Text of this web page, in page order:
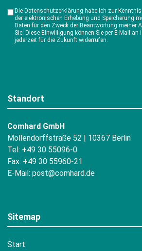
Die Datenschutzerklärung habe ich zur
der elektronischen Erhebung und Speicherung
Daten für den Zweck der Beantwortung meiner
Sie: Diese Einwilligung können Sie per E-Mail
jederzeit für die Zukunft widerrufen.
Standort
Comhard GmbH
Möllendorffstraße 52 | 10367 Berlin
Tel: +49 30 55096-0
Fax: +49 30 55960-21
E-Mail: post@comhard.de
Sitemap
Start